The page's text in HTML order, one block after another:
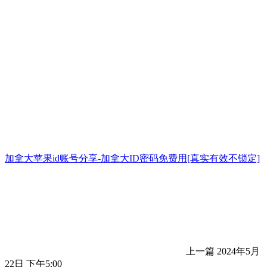
加拿大苹果id账号分享-加拿大ID密码免费用[真实有效不锁定]
上一篇 2024年5月
22日 下午5:00